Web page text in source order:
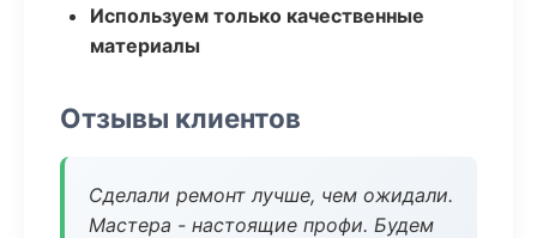
Используем только качественные
материалы
Отзывы клиентов
Сделали ремонт лучше, чем ожидали.
Мастера - настоящие профи. Будем